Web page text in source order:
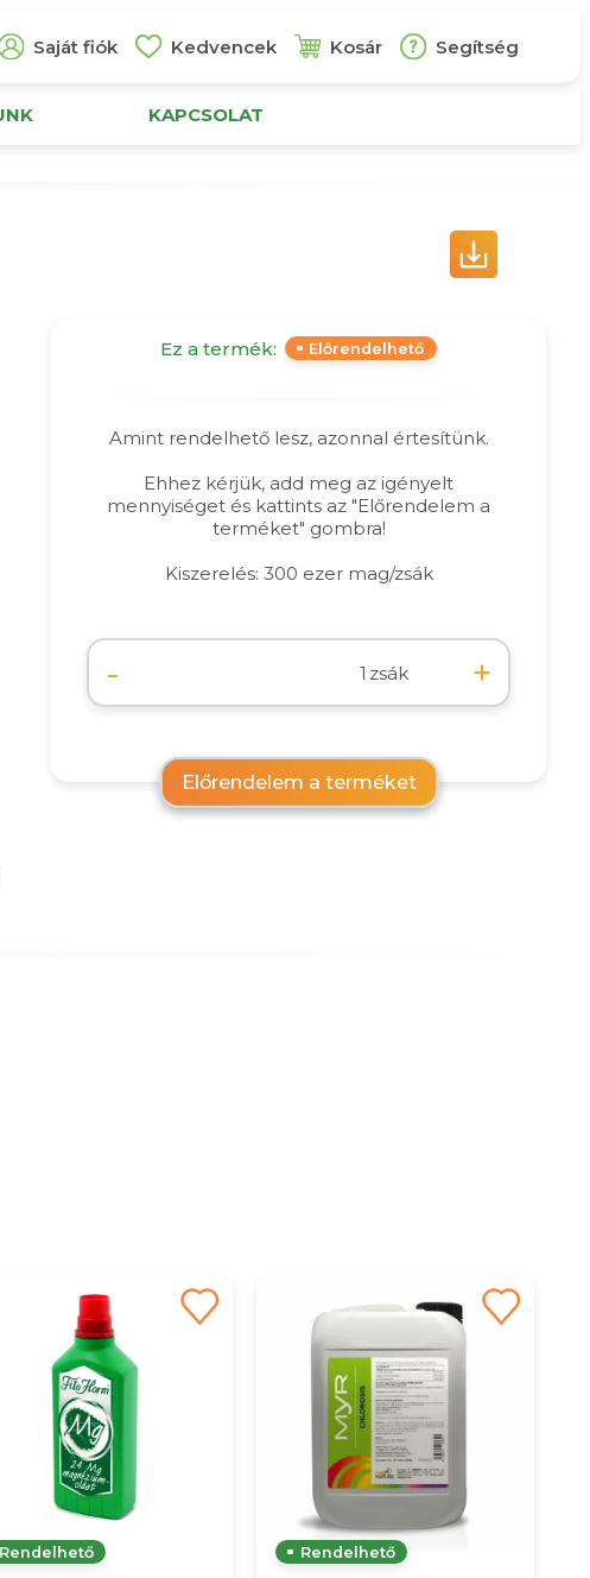
Saját fiók Kedvencek Kosár Segítség
KAPCSOLAT
Ez a termék: Előrendelhető
Amint rendelhető lesz, azonnal értesítünk.
Ehhez kérjük, add meg az igényelt
mennyiséget és kattints az "Előrendelem a
terméket" gombra!
Kiszerelés: 300 ezer mag/zsák
- zsák +
Előrendelem a terméket
Rendelhető Rendelhető